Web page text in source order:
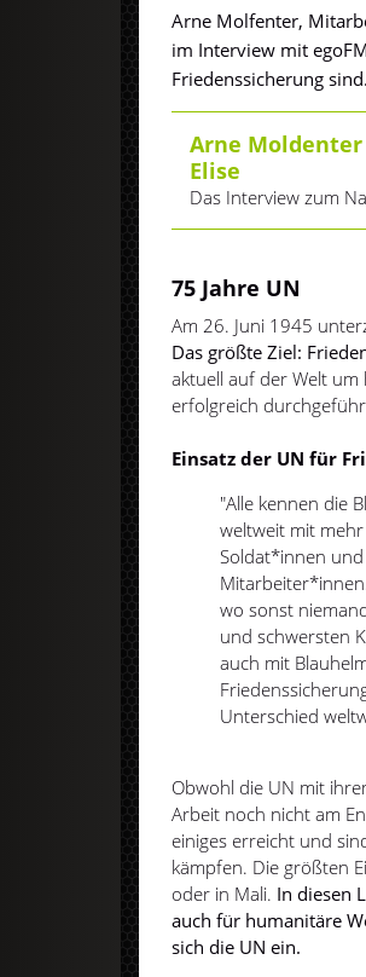
Arne Molfenter,
im Interview mit
Friedenssicherung sind.
Arne Moldenter
Elise
Das Interview zum
75 Jahre UN
Am 26. Juni 1945
Das größte Ziel:
aktuell auf der Welt
erfolgreich
Einsatz der UN für
"Alle kennen die
weltweit mit
Soldat*innen
wo sonst
und schwersten
auch mit
Unterschied
Obwohl die UN mit
Arbeit noch nicht am
einiges erreicht und
kämpfen. Die größten
oder in Mali. In diesen
auch für humanitäre
sich die UN ein.